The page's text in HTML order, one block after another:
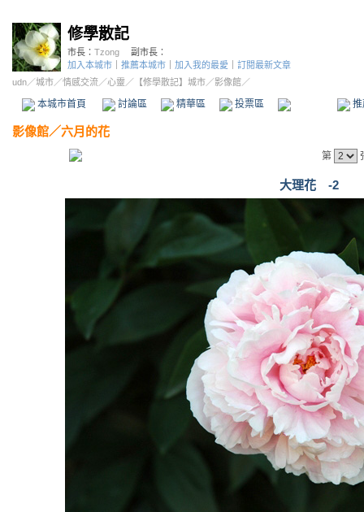
修學散記
市長： Tzong
副市長：
加入本城市
推薦本城市 加入我的最愛
訂閱最新文章
udn／城市／情感交流／心靈 ／ 【修學散記】城市／影像館／
本城市首頁 討論區 精華區 投票區 影像館
影像館／六月的花
第
大理花 -2